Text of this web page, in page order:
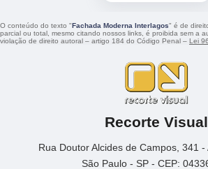
O conteúdo do texto "Fachada Moderna Interlagos" é de
parcial ou total, mesmo citando nossos links, é proibida sem a
violação de direito autoral – artigo 184 do Código Penal – Lei
Recorte Visual
Rua Doutor Alcides de Campos, 341 -
São Paulo - SP - CEP: